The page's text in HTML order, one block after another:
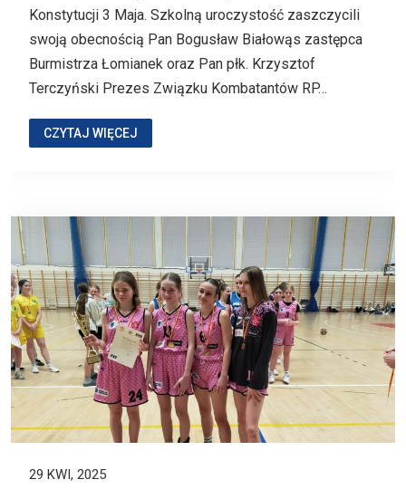
Konstytucji 3 Maja. Szkolną uroczystość zaszczycili
swoją obecnością Pan Bogusław Białowąs zastępca
Burmistrza Łomianek oraz Pan płk. Krzysztof
Terczyński Prezes Związku Kombatantów RP…
CZYTAJ WIĘCEJ
29 KWI, 2025